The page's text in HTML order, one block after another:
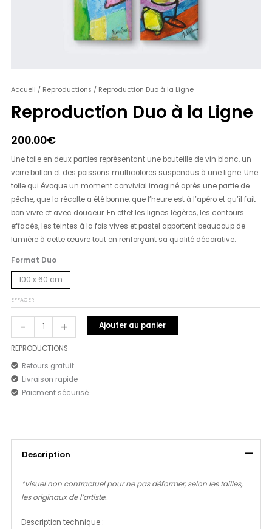
Accueil / Reproductions / Reproduction Duo à la Ligne
Reproduction Duo à la Ligne
200.00€
Une toile en deux parties représentant une bouteille de vin blanc, un
verre ballon et des poissons multicolores suspendus à une ligne. Une
toile qui évoque un moment convivial imaginé après une partie de
pêche, que la récolte a été bonne, que l’heure est à l’apéro et qu’il fait
bon vivre et avec douceur. En effet les lignes légères, les contours
effacés, les teintes à la fois vives et pastel apportent beaucoup de
lumière à cette œuvre tout en renforçant sa qualité décorative.
Format Duo
100 x 60 cm
EFFACER
-
quantité
Reproduction
à
la
Ligne
+ Ajouter au panier
REPRODUCTIONS
Retours gratuit
Livraison rapide
Paiement sécurisé
Description
*visuel non contractuel pour ne pas déformer, selon les tailles,
les originaux de l’artiste.
Description technique :